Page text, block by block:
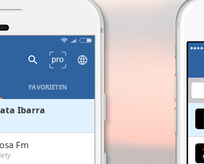
FAVORIETEN
Ibarra
Fm